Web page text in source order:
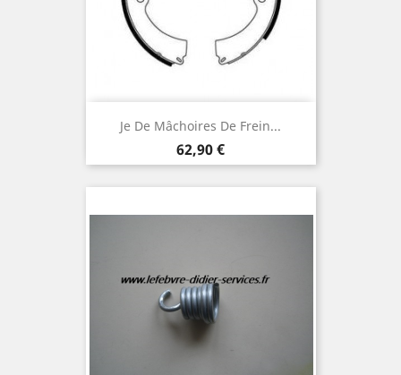
Je De Mâchoires De Frein...
Prix
62,90 €